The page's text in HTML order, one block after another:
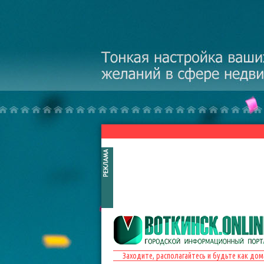
Заходите, располагайтесь и будьте как